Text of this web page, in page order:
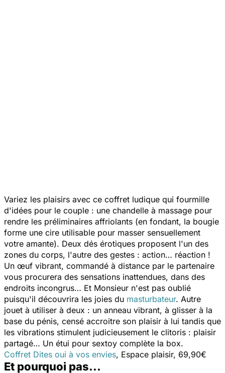
Variez les plaisirs avec ce coffret ludique qui fourmille
d'idées pour le couple : une chandelle à massage pour
rendre les préliminaires affriolants (en fondant, la bougie
forme une cire utilisable pour masser sensuellement
votre amante). Deux dés érotiques proposent l'un des
zones du corps, l'autre des gestes : action… réaction !
Un œuf vibrant, commandé à distance par le partenaire
vous procurera des sensations inattendues, dans des
endroits incongrus… Et Monsieur n'est pas oublié
puisqu'il découvrira les joies du masturbateur. Autre
jouet à utiliser à deux : un anneau vibrant, à glisser à la
base du pénis, censé accroitre son plaisir à lui tandis que
les vibrations stimulent judicieusement le clitoris : plaisir
partagé… Un étui pour sextoy complète la box.
Coffret Dites oui à vos envies, Espace plaisir, 69,90€
Et pourquoi pas...